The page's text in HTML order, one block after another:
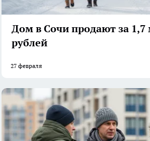
Дом в Сочи продают за 1,7
рублей
27 февраля